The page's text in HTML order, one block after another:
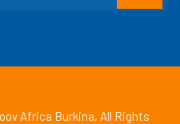
Africa Burkina, All Rights